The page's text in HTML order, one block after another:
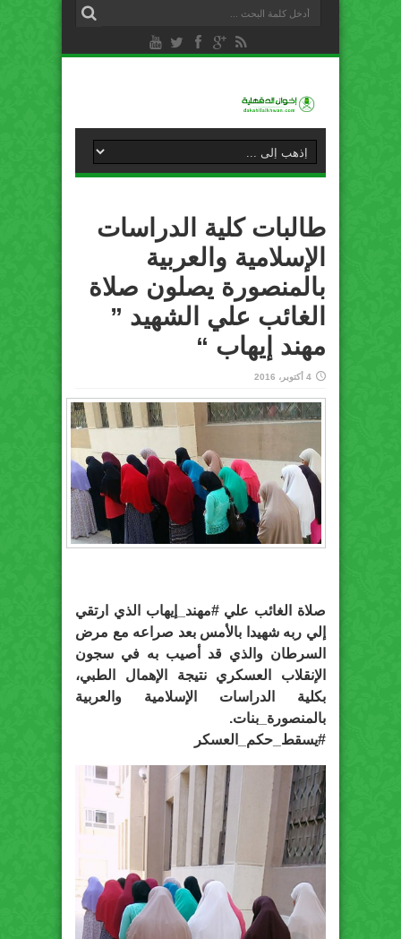
طالبات كلية الدراسات
الإسلامية والعربية
بالمنصورة يصلون صلاة
الغائب علي الشهيد ”
مهند إيهاب “
4 أكتوبر، 2016
صلاة الغائب علي #مهند_إيهاب الذي ارتقي
إلي ربه شهيدا بالأمس بعد صراعه مع مرض
السرطان والذي قد أصيب به في سجون
الإنقلاب العسكري نتيجة الإهمال الطبي،
بكلية الدراسات الإسلامية والعربية
بالمنصورة_بنات.
#يسقط_حكم_العسكر